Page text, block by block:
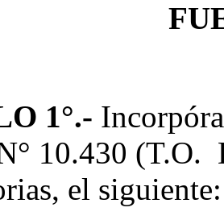
1°.-
10.430 (T.O.
el siguiente: